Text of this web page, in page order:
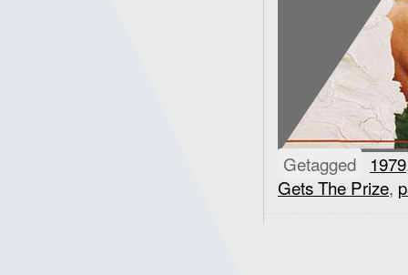
Getagged 1979
Gets The Prize,